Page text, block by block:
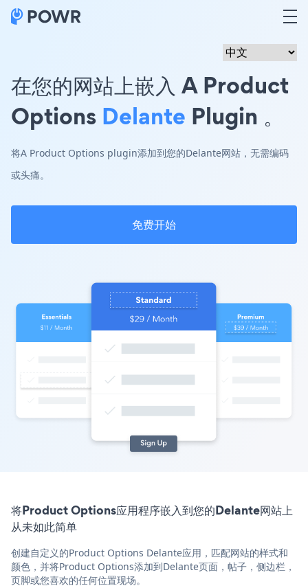
在您的网站上嵌入 A Product
Options Delante Plugin 。
将A Product Options plugin添加到您的Delante网站，无需编码
或头痛。
免费开始
将Product Options应用程序嵌入到您的Delante网站上
从未如此简单
创建自定义的Product Options Delante应用，匹配网站的样式和
颜色，并将Product Options添加到Delante页面，帖子，侧边栏，
页脚或您喜欢的任何位置现场。